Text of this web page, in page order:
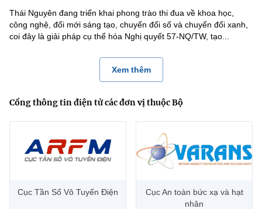
Thái Nguyên đang triển khai phong trào thi đua về khoa học,
công nghệ, đổi mới sáng tạo, chuyển đổi số và chuyển đổi xanh,
coi đây là giải pháp cụ thể hóa Nghị quyết 57-NQ/TW, tạo...
Xem thêm
Cổng thông tin điện tử các đơn vị thuộc Bộ
Cục Tần Số Vô Tuyến Điện
Cục An toàn bức xạ và hạt
nhân